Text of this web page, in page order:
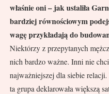
właśnie oni – jak ustaliła
bardziej równościowym
wagę przykładają do
Niektórzy z przepytanych
nich bardzo ważne. Inni nie
najważniejszej dla siebie
ta grupa deklarowała większą